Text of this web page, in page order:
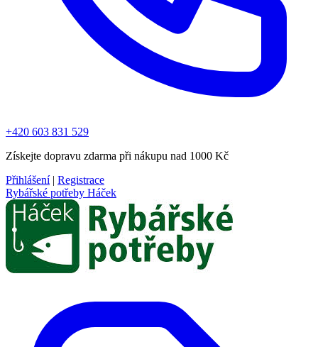
+420 603 831 529
Získejte dopravu zdarma při nákupu nad 1000 Kč
Přihlášení | Registrace
Rybářské potřeby Háček